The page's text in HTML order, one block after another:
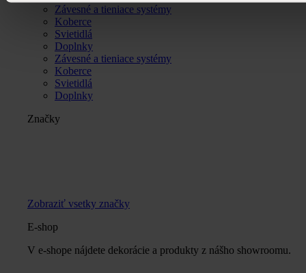
Závesné a tieniace systémy
Koberce
Svietidlá
Doplnky
Závesné a tieniace systémy
Koberce
Svietidlá
Doplnky
Značky
Zobraziť vsetky značky
E-shop
V e-shope nájdete dekorácie a produkty z nášho showroomu.